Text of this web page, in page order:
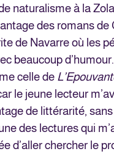
naturalisme à la
des romans de
de Navarre où les
beaucoup d’humour.
celle de
le jeune lecteur
de littérarité,
des lectures qui
d’aller chercher le